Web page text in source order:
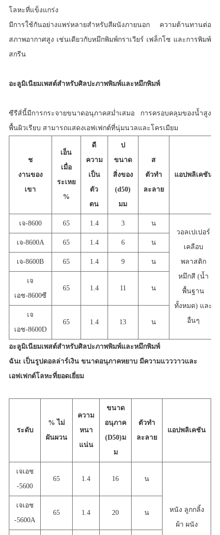
โลหะที่แข็งแกร่ง
มีการใช้กันอย่างแพร่หลายสำหรับสีผนังภายนอก ความต้านทานต่อ
สภาพอากาศสูง เช่นเดียวกับหมึกพิมพ์กราเวียร์ เฟล็กโซ และการพิมพ์
สกรีน
อะลูมิเนียมเพสต์สำหรับศิลปะภาพพิมพ์และหมึกพิมพ์
ซีรีส์นี้มีการกระจายขนาดอนุภาคสม่ำเสมอ การครอบคลุมของน้ำสูง
พื้นผิวเรียบ สามารถแสดงเอฟเฟกต์ที่นุ่มนวลและโครเมียม
ช
งานของ
เขา
เอ็น
เมื่อ
ระเหย
%
ดี
ความ
เป็น
ตัว
ตน
ป
ขนาด
สิ่งของ
(d50)
มม
ส
ตัวทำ
ละลาย
แอปพลิเคชัน
เจ-8600 65 1.4 3
น
วอลเปเปอร์
เคลือบ
พลาสติก
หมึกสี (น้ำ
พื้นฐาน
ทั้งหมด) และ
อื่นๆ
เจ-8600A 65 1.4 6 น
เจ-8600B 65 1.4 9 น
เจ
เอช-8600ซี
65 1.4 11 น
เจ
เอช-8600D
65 1.4 13 น
อะลูมิเนียมเพสต์สำหรับศิลปะภาพพิมพ์และหมึกพิมพ์
ฉันt เป็นรูปดอลล่าร์เงิน ขนาดอนุภาคหยาบ มีความแวววาวและ
เอฟเฟกต์โลหะที่ยอดเยี่ยม
ระดับ
% ไม่
ผันผวน
ความ
หนา
แน่น
ขนาด
อนุภาค
(D50)ม
ม
ตัวทำ
ละลาย
แอปพลิเคชัน
เจเอช
-5600
65 1.4 16 น
หนัง ลูกกลิ้ง
ผ้า ผนัง
เจเอช
-5600A
65 1.4 20 น